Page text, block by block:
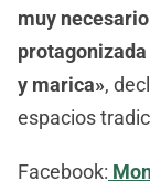
muy
y marica»,
espacios
Facebook: